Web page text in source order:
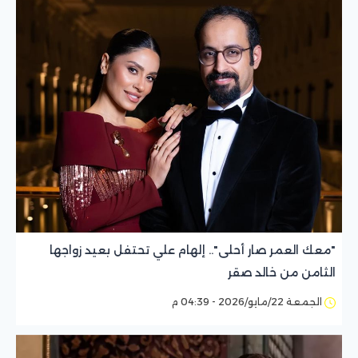
"معك العمر صار أحلى".. إلهام علي تحتفل بعيد زواجها
الثامن من خالد صقر
الجمعة 22/مايو/2026 - 04:39 م